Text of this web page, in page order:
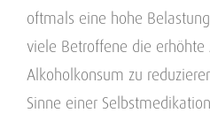
oftmals eine hohe
viele Betroffene die erhöhte
Alkoholkonsum zu
Sinne einer